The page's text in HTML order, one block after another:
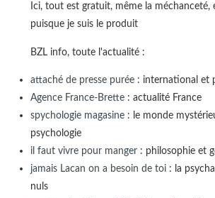
Ici, tout est gratuit, même la méchanceté,
puisque je suis le produit
BZL info, toute l'actualité :
attaché de presse purée: international et
Agence France-Brette: actualité France
spychologie magasine: le monde
psychologie
il faut vivre pour manger: philosophie et
jamais Lacan on a besoin de toi: la
nuls